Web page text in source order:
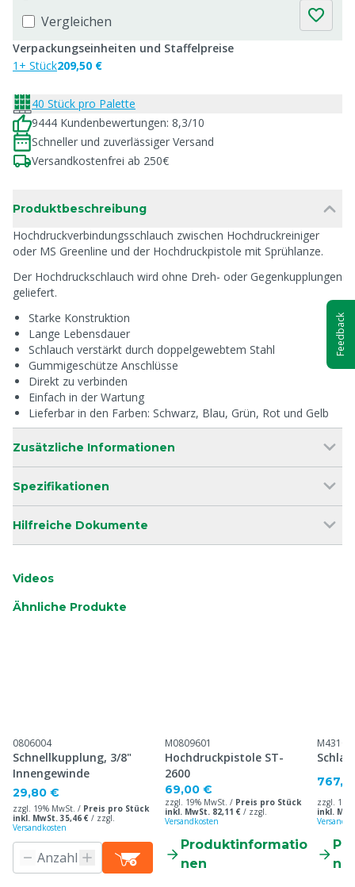
Vergleichen
Verpackungseinheiten und Staffelpreise
1+ Stück209,50 €
40 Stück pro Palette
9444 Kundenbewertungen: 8,3/10
Schneller und zuverlässiger Versand
Versandkostenfrei ab 250€
Produktbeschreibung
Hochdruckverbindungsschlauch zwischen Hochdruckreiniger
oder MS Greenline und der Hochdruckpistole mit Sprühlanze.
Der Hochdruckschlauch wird ohne Dreh- oder Gegenkupplungen
geliefert.
Starke Konstruktion
Lange Lebensdauer
Schlauch verstärkt durch doppelgewebtem Stahl
Gummigeschütze Anschlüsse
Direkt zu verbinden
Einfach in der Wartung
Lieferbar in den Farben: Schwarz, Blau, Grün, Rot und Gelb
Zusätzliche Informationen
Spezifikationen
Hilfreiche Dokumente
Videos
Ähnliche Produkte
0806004
Schnellkupplung, 3/8"
Innengewinde
29,80 €
zzgl. 19% MwSt. / Preis pro Stück
inkl. MwSt. 35,46 € / zzgl.
Versandkosten
M0809601
Hochdruckpistole ST-
2600
69,00 €
zzgl. 19% MwSt. / Preis pro Stück
inkl. MwSt. 82,11 € / zzgl.
Versandkosten
Produktinformatio
nen
zzgl.
inkl.
Feedback